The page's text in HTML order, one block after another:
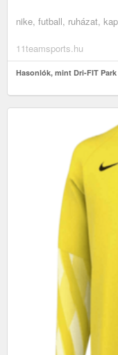
nike, futball, ruházat,
11teamsports.hu
Hasonlók, mint Dri-FIT